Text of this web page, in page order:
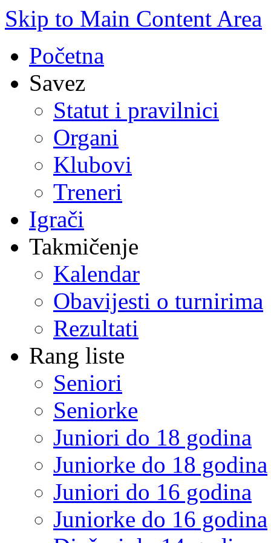
Skip to Main Content Area
Početna
Savez
Statut i pravilnici
Organi
Klubovi
Treneri
Igrači
Takmičenje
Kalendar
Obavijesti o turnirima
Rezultati
Rang liste
Seniori
Seniorke
Juniori do 18 godina
Juniorke do 18 godina
Juniori do 16 godina
Juniorke do 16 godina